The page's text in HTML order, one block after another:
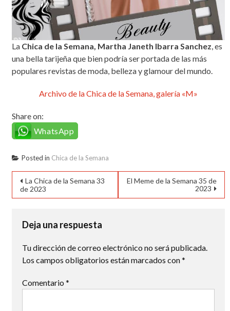
La Chica de la Semana, Martha Janeth Ibarra Sanchez, es
una bella tarijeña que bien podría ser portada de las más
populares revistas de moda, belleza y glamour del mundo.
Archivo de la Chica de la Semana, galería «M»
Share on:
WhatsApp
Posted in Chica de la Semana
Navegación
de
entradas
La Chica de la Semana 33
de 2023
El Meme de la Semana 35 de
2023
Deja una respuesta
Tu dirección de correo electrónico no será publicada.
Los campos obligatorios están marcados con*
Comentario *